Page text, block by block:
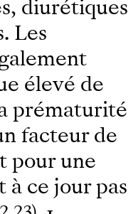
diurétiques
Les
élevé de
prématurité
facteur de
pour une
à ce jour pas